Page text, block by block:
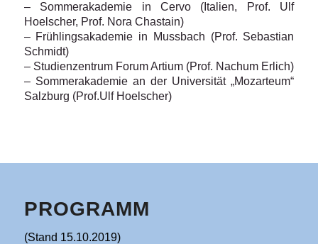
– Sommerakademie in Cervo (Italien, Prof. Ulf
Hoelscher, Prof. Nora Chastain)
– Frühlingsakademie in Mussbach (Prof. Sebastian
Schmidt)
– Studienzentrum Forum Artium (Prof. Nachum Erlich)
– Sommerakademie an der Universität „Mozarteum“
Salzburg (Prof.Ulf Hoelscher)
PROGRAMM
(Stand 15.10.2019)